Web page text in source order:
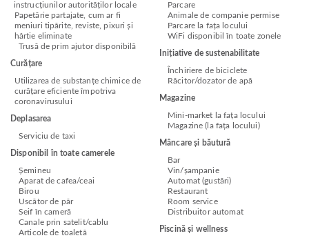
instrucțiunilor autorităților locale
Papetărie partajate, cum ar fi
meniuri tipărite, reviste, pixuri și
hârtie eliminate
Trusă de prim ajutor disponibilă
Curățare
Utilizarea de substanțe chimice de
curățare eficiente împotriva
coronavirusului
Deplasarea
Serviciu de taxi
Disponibil în toate camerele
Șemineu
Aparat de cafea/ceai
Birou
Uscător de păr
Seif în cameră
Canale prin satelit/cablu
Articole de toaletă
Parcare
Animale de companie permise
Parcare la fața locului
WiFi disponibil în toate zonele
Inițiative de sustenabilitate
Închiriere de biciclete
Răcitor/dozator de apă
Magazine
Mini-market la fața locului
Magazine (la fața locului)
Mâncare și băutură
Bar
Vin/șampanie
Automat (gustări)
Restaurant
Room service
Distribuitor automat
Piscină și wellness